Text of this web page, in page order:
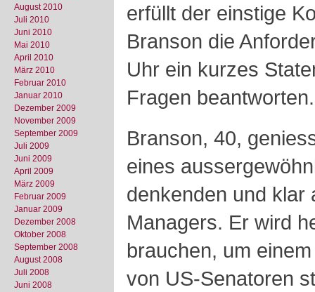
August 2010
Juli 2010
Juni 2010
Mai 2010
April 2010
März 2010
Februar 2010
Januar 2010
Dezember 2009
November 2009
September 2009
Juli 2009
Juni 2009
April 2009
März 2009
Februar 2009
Januar 2009
Dezember 2008
Oktober 2008
September 2008
August 2008
Juli 2008
Juni 2008
erfüllt der einstige
Branson die
Uhr ein kurzes
Fragen beantworten.
Branson, 40,
eines
denkenden und klar
Managers. Er wird
brauchen, um
von US-Senatoren